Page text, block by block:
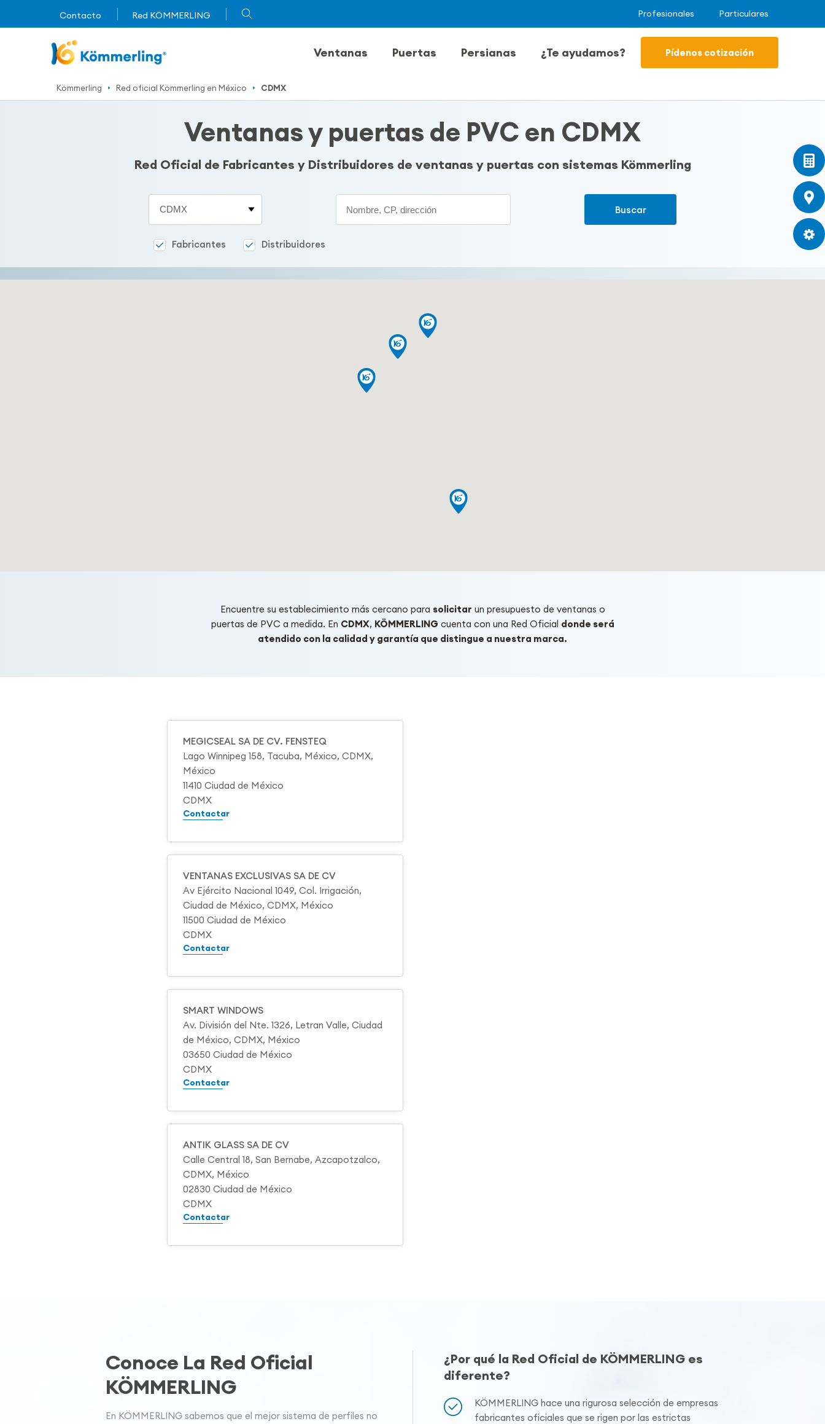
Contacto Red KÖMMERLING Profesionales Particulares
Ventanas Puertas Persianas ¿Te ayudamos? Pídenos cotización
Kömmerling Red oficial Kömmerling en México CDMX
Ventanas y puertas de PVC en CDMX
Red Oficial de Fabricantes y Distribuidores de ventanas y puertas con sistemas Kömmerling
Fabricantes Distribuidores
Encuentre su establecimiento más cercano para solicitar un presupuesto de ventanas o
puertas de PVC a medida. En CDMX, KÖMMERLING cuenta con una Red Oficial donde será
atendido con la calidad y garantía que distingue a nuestra marca.
MEGICSEAL SA DE CV. FENSTEQ
Lago Winnipeg 158, Tacuba, México, CDMX,
México
11410 Ciudad de México
CDMX
Contactar
VENTANAS EXCLUSIVAS SA DE CV
Av Ejército Nacional 1049, Col. Irrigación,
Ciudad de México, CDMX, México
11500 Ciudad de México
CDMX
Contactar
SMART WINDOWS
Av. División del Nte. 1326, Letran Valle, Ciudad
de México, CDMX, México
03650 Ciudad de México
CDMX
Contactar
ANTIK GLASS SA DE CV
Calle Central 18, San Bernabe, Azcapotzalco,
CDMX, México
02830 Ciudad de México
CDMX
Contactar
Conoce La Red Oficial
KÖMMERLING
En KÖMMERLING sabemos que el mejor sistema de perfiles no
¿Por qué la Red Oficial de KÖMMERLING es
diferente?
KÖMMERLING hace una rigurosa selección de empresas
fabricantes oficiales que se rigen por las estrictas